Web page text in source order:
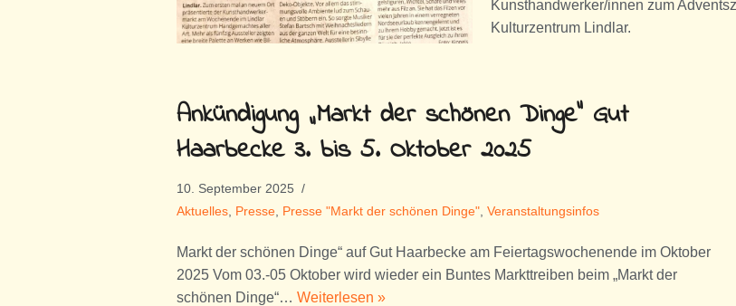
Kunsthandwerker/innen zum
Kulturzentrum Lindlar.
Ankündigung „Markt der schönen Dinge“ Gut
Haarbecke 3. bis 5. Oktober 2025
10. September 2025
Aktuelles Presse Presse "Markt der schönen Dinge" Veranstaltungsinfos
Markt der schönen Dinge“ auf Gut Haarbecke am Feiertagswochenende im Oktober
2025 Vom 03.-05 Oktober wird wieder ein Buntes Markttreiben beim „Markt der
schönen Dinge“… Weiterlesen »